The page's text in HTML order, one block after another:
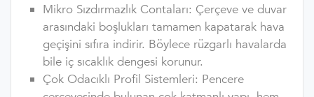
Mikro Sızdırmazlık Contaları: Çerçeve ve duvar
arasındaki boşlukları tamamen kapatarak hava
geçişini sıfıra indirir. Böylece rüzgarlı havalarda
bile iç sıcaklık dengesi korunur.
Çok Odacıklı Profil Sistemleri: Pencere